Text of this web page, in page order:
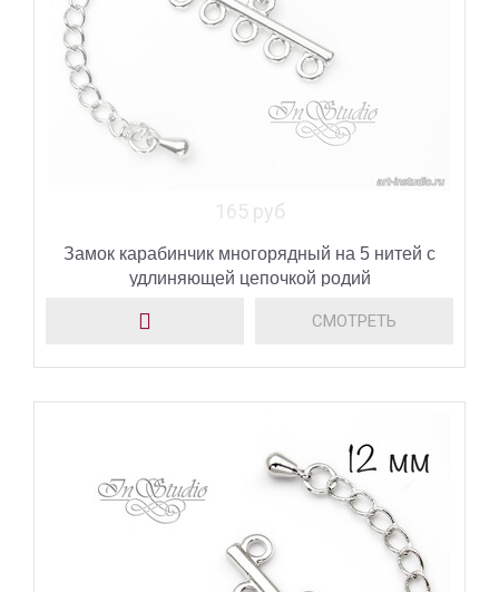
165 руб
Замок карабинчик многорядный на 5 нитей с
удлиняющей цепочкой родий
СМОТРЕТЬ